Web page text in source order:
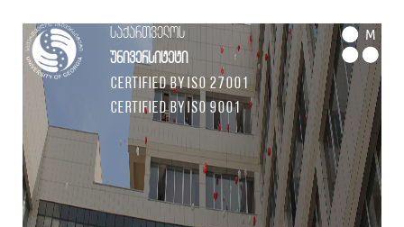
საქართველოს
უნივერსიტეტი
Certified by ISO 27001
Certified by ISO 9001
M